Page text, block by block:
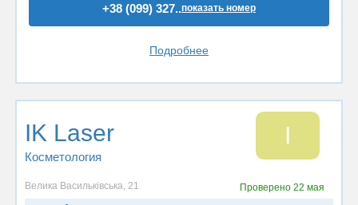
+38 (099) 327..показать номер
Подробнее
IK Laser
Косметология
I
Велика Васильківська, 21 Проверено 22 мая